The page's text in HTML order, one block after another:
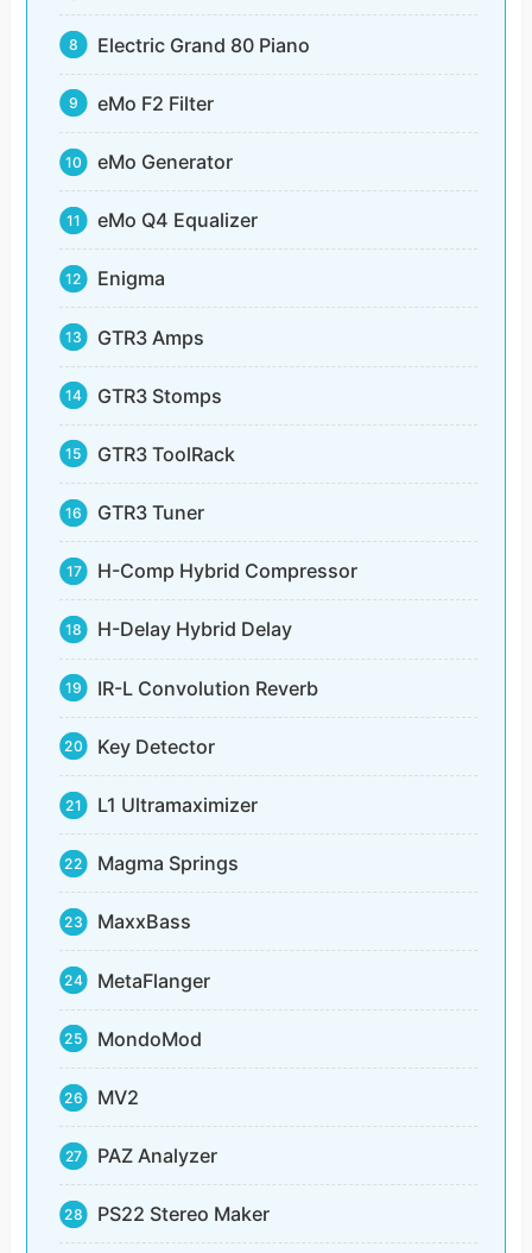
Electric Grand 80 Piano
eMo F2 Filter
eMo Generator
eMo Q4 Equalizer
Enigma
GTR3 Amps
GTR3 Stomps
GTR3 ToolRack
GTR3 Tuner
H-Comp Hybrid Compressor
H-Delay Hybrid Delay
IR-L Convolution Reverb
Key Detector
L1 Ultramaximizer
Magma Springs
MaxxBass
MetaFlanger
MondoMod
MV2
PAZ Analyzer
PS22 Stereo Maker